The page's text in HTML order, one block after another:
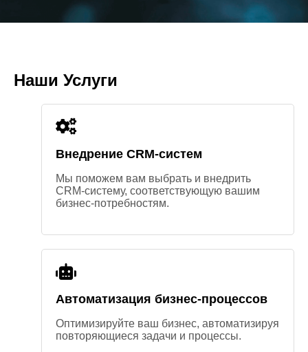
Наши Услуги
Внедрение CRM-систем
Мы поможем вам выбрать и внедрить
CRM-систему, соответствующую вашим
бизнес-потребностям.
Автоматизация бизнес-процессов
Оптимизируйте ваш бизнес, автоматизируя
повторяющиеся задачи и процессы.